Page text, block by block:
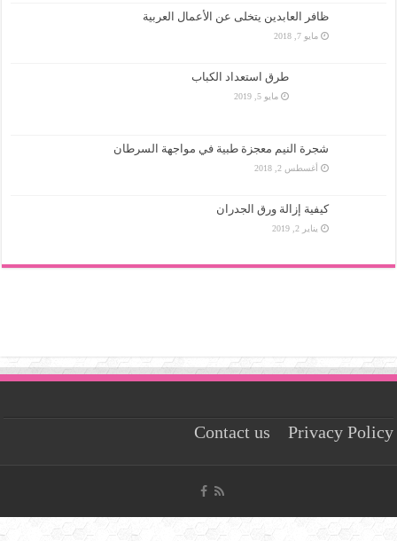
ظافر العابدين يتخلى عن الأعمال العربية
مايو 7, 2018
طرق استعداد الكباب
مايو 5, 2019
شجرة النيم معجزة طبية في مواجهة السرطان
أغسطس 2, 2018
كيفية إزالة ورق الجدران
يناير 2, 2019
Contact us Privacy Policy